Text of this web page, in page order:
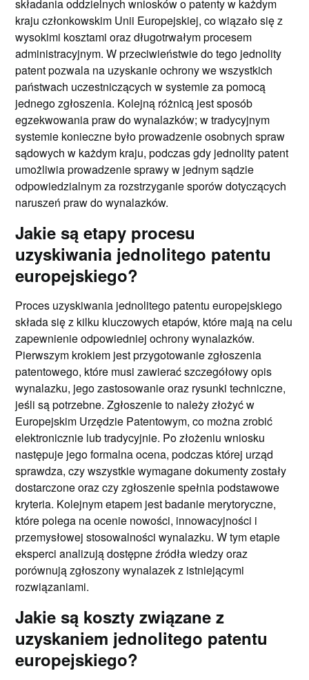
składania oddzielnych wniosków o patenty w każdym
kraju członkowskim Unii Europejskiej, co wiązało się z
wysokimi kosztami oraz długotrwałym procesem
administracyjnym. W przeciwieństwie do tego jednolity
patent pozwala na uzyskanie ochrony we wszystkich
państwach uczestniczących w systemie za pomocą
jednego zgłoszenia. Kolejną różnicą jest sposób
egzekwowania praw do wynalazków; w tradycyjnym
systemie konieczne było prowadzenie osobnych spraw
sądowych w każdym kraju, podczas gdy jednolity patent
umożliwia prowadzenie sprawy w jednym sądzie
odpowiedzialnym za rozstrzyganie sporów dotyczących
naruszeń praw do wynalazków.
Jakie są etapy procesu
uzyskiwania jednolitego patentu
europejskiego?
Proces uzyskiwania jednolitego patentu europejskiego
składa się z kilku kluczowych etapów, które mają na celu
zapewnienie odpowiedniej ochrony wynalazków.
Pierwszym krokiem jest przygotowanie zgłoszenia
patentowego, które musi zawierać szczegółowy opis
wynalazku, jego zastosowanie oraz rysunki techniczne,
jeśli są potrzebne. Zgłoszenie to należy złożyć w
Europejskim Urzędzie Patentowym, co można zrobić
elektronicznie lub tradycyjnie. Po złożeniu wniosku
następuje jego formalna ocena, podczas której urząd
sprawdza, czy wszystkie wymagane dokumenty zostały
dostarczone oraz czy zgłoszenie spełnia podstawowe
kryteria. Kolejnym etapem jest badanie merytoryczne,
które polega na ocenie nowości, innowacyjności i
przemysłowej stosowalności wynalazku. W tym etapie
eksperci analizują dostępne źródła wiedzy oraz
porównują zgłoszony wynalazek z istniejącymi
rozwiązaniami.
Jakie są koszty związane z
uzyskaniem jednolitego patentu
europejskiego?